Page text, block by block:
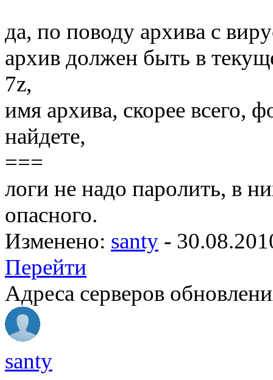
да, по поводу архива с
архив должен быть в
7z,
имя архива, скорее всего,
найдете,
===
логи не надо паролить, в
опасного.
Изменено: santy -
Перейти
Адреса серверов
santy